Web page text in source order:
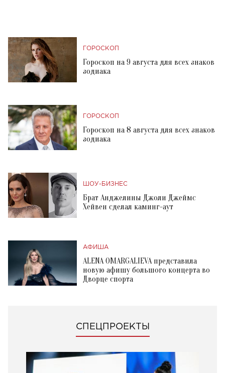
ГОРОСКОП
Гороскоп на 9 августа для всех знаков
зодиака
ГОРОСКОП
Гороскоп на 8 августа для всех знаков
зодиака
ШОУ-БИЗНЕС
Брат Анджелины Джоли Джеймс
Хейвен сделал каминг-аут
АФИША
ALENA OMARGALIEVA представила
новую афишу большого концерта во
Дворце спорта
СПЕЦПРОЕКТЫ